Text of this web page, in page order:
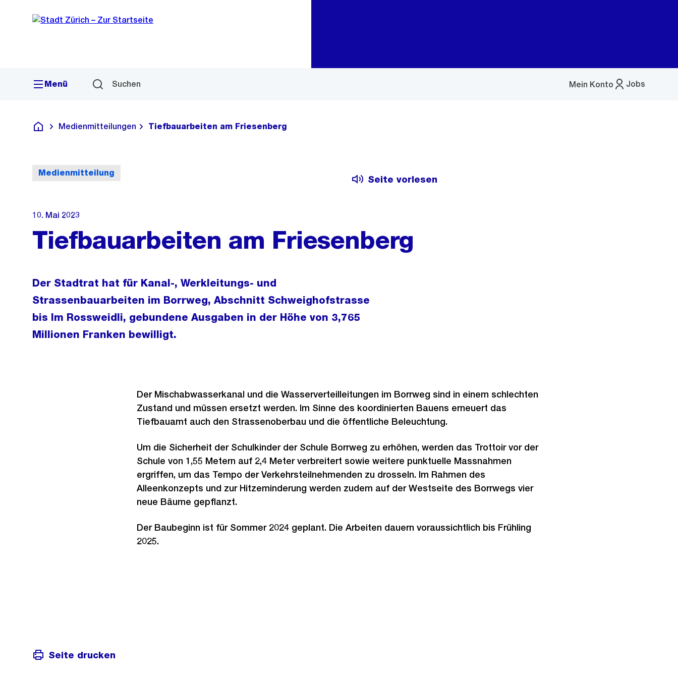
Navigation
Sprunglink
Menü Suchen Jobs
Mein Konto
Menü
Deutsch
Medienmitteilungen Tiefbauarbeiten am Friesenberg
Medienmitteilung
Seite vorlesen
10. Mai 2023
Tiefbauarbeiten am Friesenberg
Der Stadtrat hat für Kanal-, Werkleitungs- und
Strassenbauarbeiten im Borrweg, Abschnitt Schweighofstrasse
bis Im Rossweidli, gebundene Ausgaben in der Höhe von 3,765
Millionen Franken bewilligt.
Der Mischabwasserkanal und die Wasserverteilleitungen im Borrweg sind in einem schlechten
Zustand und müssen ersetzt werden. Im Sinne des koordinierten Bauens erneuert das
Tiefbauamt auch den Strassenoberbau und die öffentliche Beleuchtung.
Um die Sicherheit der Schulkinder der Schule Borrweg zu erhöhen, werden das Trottoir vor der
Schule von 1,55 Metern auf 2,4 Meter verbreitert sowie weitere punktuelle Massnahmen
ergriffen, um das Tempo der Verkehrsteilnehmenden zu drosseln. Im Rahmen des
Alleenkonzepts und zur Hitzeminderung werden zudem auf der Westseite des Borrwegs vier
neue Bäume gepflanzt.
Der Baubeginn ist für Sommer 2024 geplant. Die Arbeiten dauern voraussichtlich bis Frühling
2025.
Seite drucken